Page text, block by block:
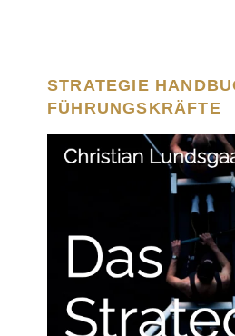
STRATEGIE
FÜHRUNGSKRÄFTE